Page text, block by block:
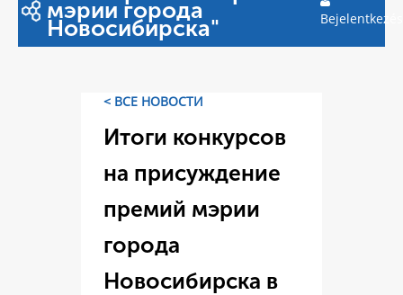
мэрии города
Новосибирска" Bejelentkezés
< ВСЕ НОВОСТИ
Итоги конкурсов
на присуждение
премий мэрии
города
Новосибирска в